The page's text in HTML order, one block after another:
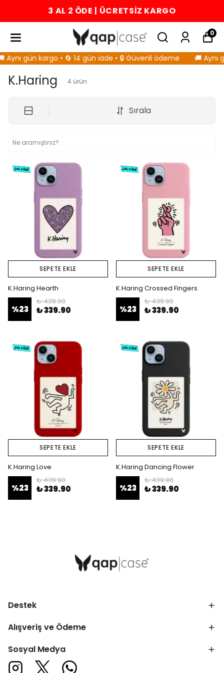
3 AL 2 ÖDE | ÜCRETSİZ KARGO
0
Aynı gün kargo • 🔄 14 gün iade • 🔒 Güvenli ödeme 🚚 Aynı
K.Haring 4 ürün
Sırala
SEPETE EKLE
K.Haring Hearth
%23
₺ 439.90
₺ 339.90
SEPETE EKLE
K.Haring Crossed Fingers
%23
₺ 439.90
₺ 339.90
SEPETE EKLE
K.Haring Love
%23
₺ 439.90
₺ 339.90
SEPETE EKLE
K.Haring Dancing Flower
%23
₺ 439.90
₺ 339.90
Destek
Alışveriş ve Ödeme
Sosyal Medya